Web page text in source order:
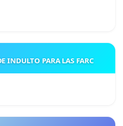
INDULTO PARA LAS FARC